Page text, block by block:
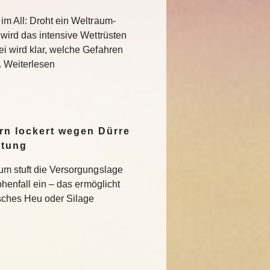
All: Droht ein Weltraum-
das intensive Wettrüsten
wird klar, welche Gefahren
Weiterlesen
lockert wegen Dürre
stuft die Versorgungslage
ein – das ermöglicht
Heu oder Silage